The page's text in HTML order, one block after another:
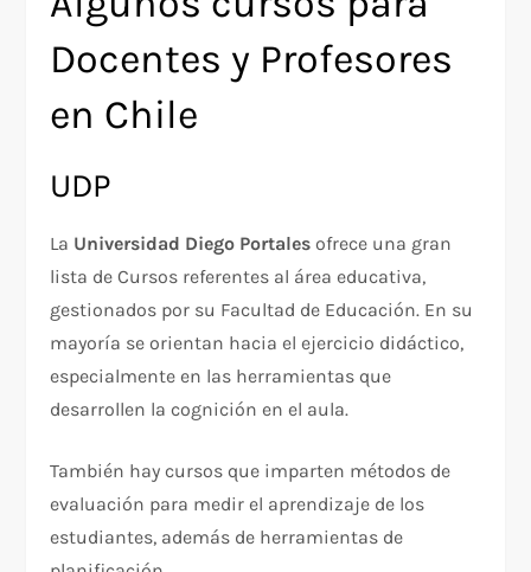
Docentes y Profesores
en Chile
UDP
La Universidad Diego Portales ofrece una gran
lista de Cursos referentes al área educativa,
gestionados por su Facultad de Educación. En su
mayoría se orientan hacia el ejercicio didáctico,
especialmente en las herramientas que
desarrollen la cognición en el aula.
También hay cursos que imparten métodos de
evaluación para medir el aprendizaje de los
estudiantes, además de herramientas de